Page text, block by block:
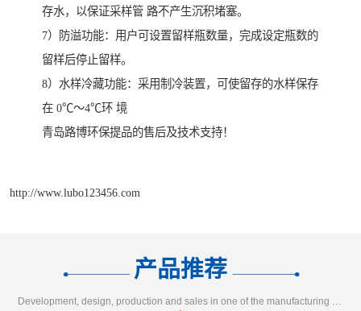
存水，以保证采样管 路不产生沉积堵塞。
7）防溢功能：用户可设置留样瓶数量，完成设定瓶数的
留样后停止留样。
8）水样冷藏功能：采用制冷装置，可使留存的水样保存
在 0℃～4℃环 境
青岛路博环保提品的售后及技术支持！
http://www.lubo123456.com
产品推荐